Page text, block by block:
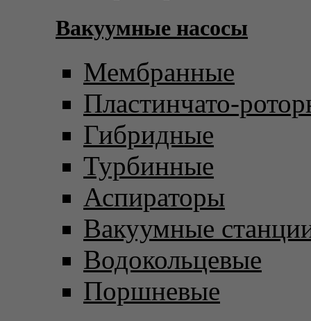
Вакуумные насосы
Мембранные
Пластинчато-
Гибридные
Турбинные
Аспираторы
Вакуумные
Водокольцевые
Поршневые